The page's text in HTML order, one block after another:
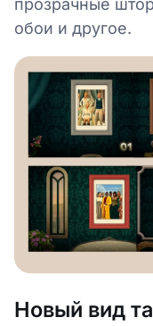
прозрачные
обои и другое.
Новый вид